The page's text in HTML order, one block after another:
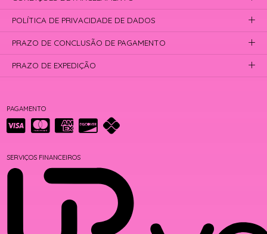
PAGAMENTO
SERVIÇOS FINANCEIROS
POLÍTICA DE PRIVACIDADE DE DADOS
PRAZO DE CONCLUSÃO DE PAGAMENTO
PRAZO DE EXPEDIÇÃO